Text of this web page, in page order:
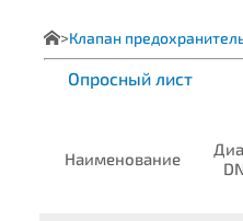
Клапан
Опросный лист
Наименование